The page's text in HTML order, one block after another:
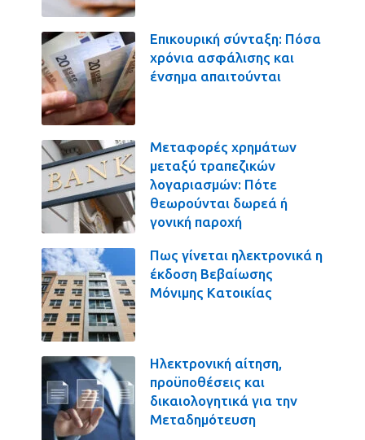
Επικουρική σύνταξη: Πόσα
χρόνια ασφάλισης και
ένσημα απαιτούνται
Μεταφορές χρημάτων
μεταξύ τραπεζικών
λογαριασμών: Πότε
θεωρούνται δωρεά ή
γονική παροχή
Πως γίνεται ηλεκτρονικά η
έκδοση Βεβαίωσης
Μόνιμης Κατοικίας
Ηλεκτρονική αίτηση,
προϋποθέσεις και
δικαιολογητικά για την
Μεταδημότευση